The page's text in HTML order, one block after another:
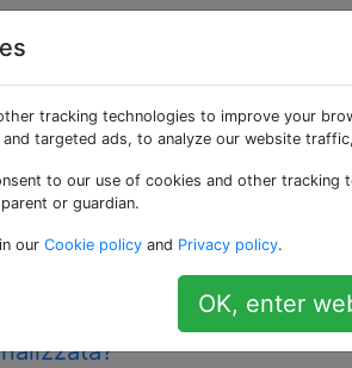
taggate
alle migliori pratiche in
scrivere un'estensione
tracking technologies to improve your
targeted ads, to analyze our website
to our use of cookies and other
or guardian.
our Cookie policy and Privacy policy.
OK, enter